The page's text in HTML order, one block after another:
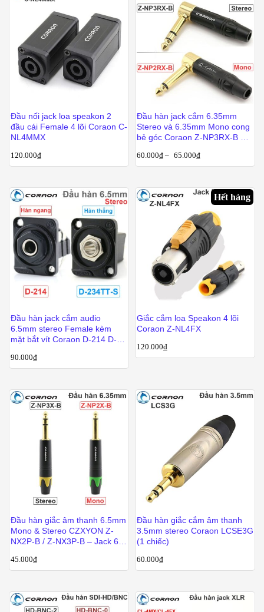
Đầu nối jack loa speakon 2
đầu cái Female 4 lõi Coraon C-
NL4MMX
120.000₫
Đầu hàn jack cắm 6.35mm
Stereo và 6.35mm Mono cong
bẻ góc Coraon Z-NP3RX-B Z-
60.000₫ – 65.000₫
Đầu hàn jack cắm audio
6.5mm stereo Female kèm
mặt bắt vít Coraon D-214 D-
90.000₫
Hết hàng
Giắc cắm loa Speakon 4 lõi
Coraon Z-NL4FX
120.000₫
Đầu hàn giắc âm thanh 6.5mm
Mono & Stereo CZXYON Z-
NX2P-B / Z-NX3P-B – Jack 6 ly
45.000₫
Đầu hàn giắc cắm âm thanh
3.5mm stereo Coraon LCSE3G
(1 chiếc)
60.000₫